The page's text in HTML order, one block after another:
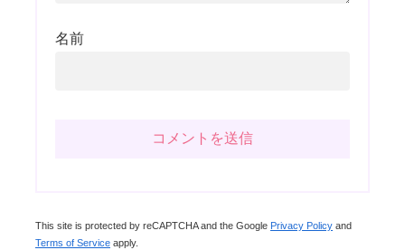
名前
This site is protected by reCAPTCHA and the Google Privacy Policy and
Terms of Service apply.